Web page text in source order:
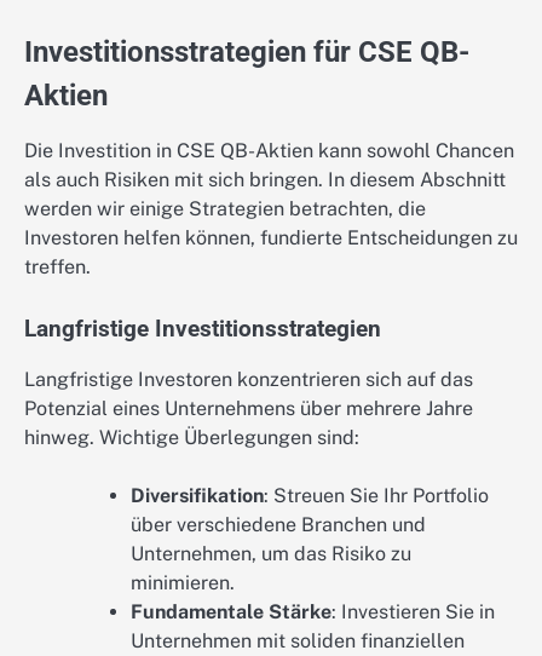
Investitionsstrategien für CSE QB-
Aktien
Die Investition in CSE QB-Aktien kann sowohl Chancen
als auch Risiken mit sich bringen. In diesem Abschnitt
werden wir einige Strategien betrachten, die
Investoren helfen können, fundierte Entscheidungen zu
treffen.
Langfristige Investitionsstrategien
Langfristige Investoren konzentrieren sich auf das
Potenzial eines Unternehmens über mehrere Jahre
hinweg. Wichtige Überlegungen sind:
Diversifikation: Streuen Sie Ihr Portfolio
über verschiedene Branchen und
Unternehmen, um das Risiko zu
minimieren.
Fundamentale Stärke: Investieren Sie in
Unternehmen mit soliden finanziellen